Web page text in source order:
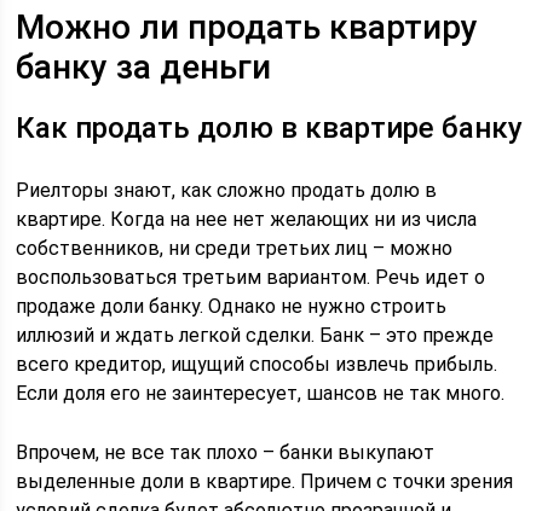
Можно ли продать квартиру
банку за деньги
Как продать долю в квартире банку
Риелторы знают, как сложно продать долю в
квартире. Когда на нее нет желающих ни из числа
собственников, ни среди третьих лиц – можно
воспользоваться третьим вариантом. Речь идет о
продаже доли банку. Однако не нужно строить
иллюзий и ждать легкой сделки. Банк – это прежде
всего кредитор, ищущий способы извлечь прибыль.
Если доля его не заинтересует, шансов не так много.
Впрочем, не все так плохо – банки выкупают
выделенные доли в квартире. Причем с точки зрения